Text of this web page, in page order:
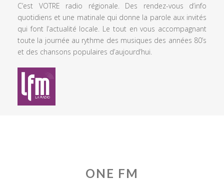
C’est VOTRE radio régionale. Des rendez-vous d’info
quotidiens et une matinale qui donne la parole aux invités
qui font l’actualité locale. Le tout en vous accompagnant
toute la journée au rythme des musiques des années 80’s
et des chansons populaires d’aujourd’hui.
ONE FM